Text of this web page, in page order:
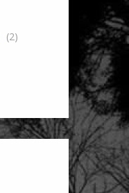
(2)